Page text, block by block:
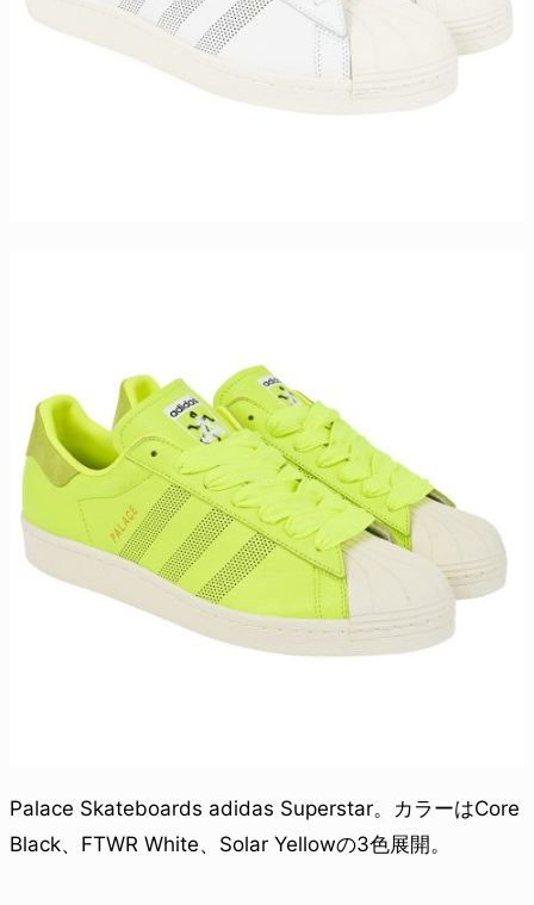
Palace Skateboards adidas Superstar。カラーはCore
Black、FTWR White、Solar Yellowの3色展開。